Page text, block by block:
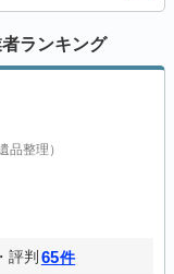
ランキング
品整理）
評判 65件